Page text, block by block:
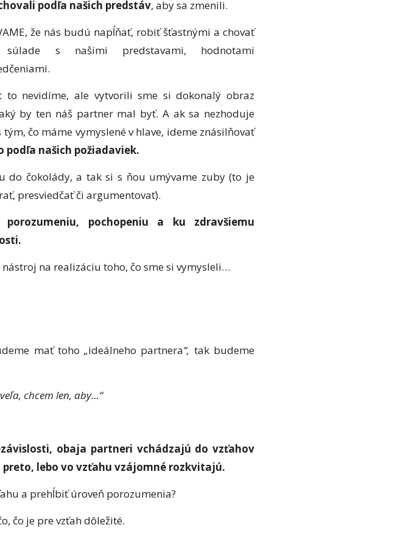
podľa našich predstáv, aby sa zmenili.
že nás budú napĺňať, robiť šťastnými a chovať
s našimi predstavami, hodnotami
to nevidíme, ale vytvorili sme si dokonalý obraz
by ten náš partner mal byť. A ak sa nezhoduje
tým, čo máme vymyslené v hlave, ideme znásilňovať
našich požiadaviek.
do čokolády, a tak si s ňou umývame zuby (to je
presviedčať či argumentovať).
pochopeniu a ku zdravšiemu
na realizáciu toho, čo sme si vymysleli…
mať toho„ideálneho partnera“, tak budeme
chcem len, aby…“
obaja partneri vchádzajú do vzťahov
lebo vo vzťahu vzájomné rozkvitajú.
a prehĺbiť úroveň porozumenia?
čo je pre vzťah dôležité.